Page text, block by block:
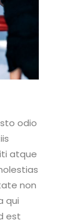
odio
atque
non
qui
est